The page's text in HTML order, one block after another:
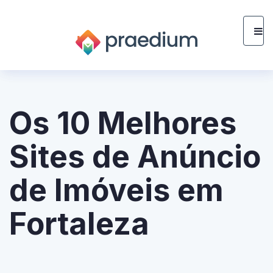
Os 10 Melhores
Sites de Anúncio
de Imóveis em
Fortaleza